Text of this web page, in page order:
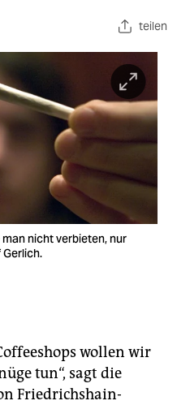
teilen
nicht verbieten, nur
wollen wir
tun“, sagt die
Friedrichshain-